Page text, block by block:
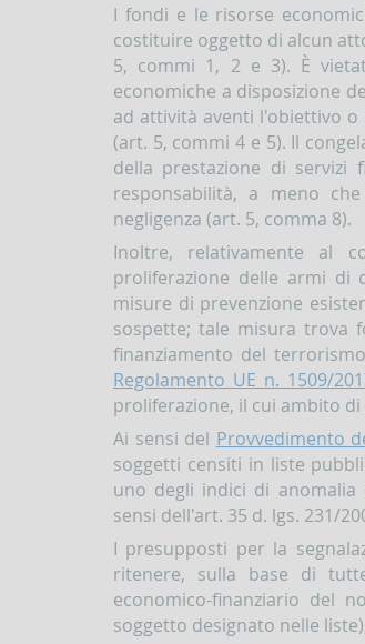
I fondi e le risorse
costituire oggetto di alcun
5, commi 1, 2 e 3). È
economiche a disposizione
ad attività aventi l'obiettivo
(art. 5, commi 4 e 5). Il
della prestazione di
responsabilità, a meno
negligenza (art. 5, comma 8).
Inoltre, relativamente al
proliferazione delle armi di
misure di prevenzione
sospette; tale misura trova
finanziamento del
Regolamento UE n. 1509/
proliferazione, il cui ambito
Ai sensi del Provvedimento
soggetti censiti in liste
uno degli indici di anomalia
sensi dell'art. 35 d. lgs. 231/
I presupposti per la
ritenere, sulla base di
economico-finanziario del
soggetto designato nelle